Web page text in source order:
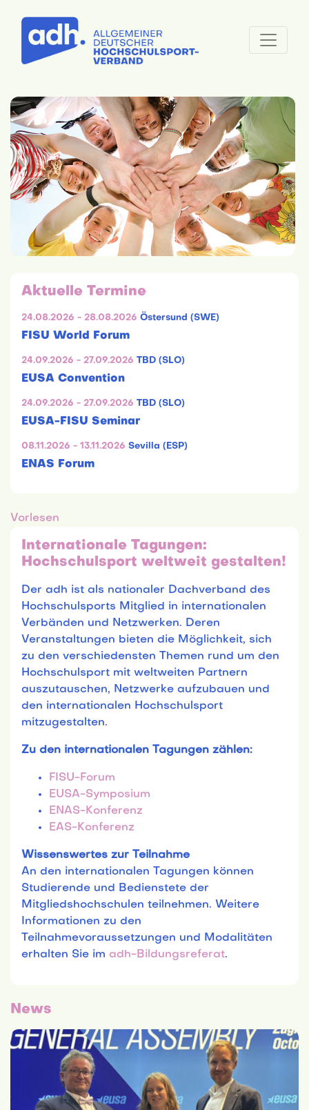
Aktuelle Termine
24.08.2026 - 28.08.2026 Östersund (SWE)
FISU World Forum
24.09.2026 - 27.09.2026 TBD (SLO)
EUSA Convention
24.09.2026 - 27.09.2026 TBD (SLO)
EUSA-FISU Seminar
08.11.2026 - 13.11.2026 Sevilla (ESP)
ENAS Forum
Vorlesen
Internationale Tagungen:
Hochschulsport weltweit gestalten!
Der adh ist als nationaler Dachverband des
Hochschulsports Mitglied in internationalen
Verbänden und Netzwerken. Deren
Veranstaltungen bieten die Möglichkeit, sich
zu den verschiedensten Themen rund um den
Hochschulsport mit weltweiten Partnern
auszutauschen, Netzwerke aufzubauen und
den internationalen Hochschulsport
mitzugestalten.
Zu den internationalen Tagungen zählen:
FISU-Forum
EUSA-Symposium
ENAS-Konferenz
EAS-Konferenz
Wissenswertes zur Teilnahme
An den internationalen Tagungen können
Studierende und Bedienstete der
Mitgliedshochschulen teilnehmen. Weitere
Informationen zu den
Teilnahmevoraussetzungen und Modalitäten
erhalten Sie im adh-Bildungsreferat.
News